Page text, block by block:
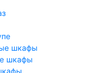
шкафы
шкафы